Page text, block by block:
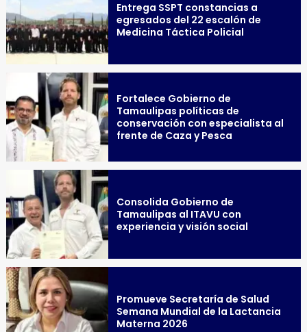
Entrega SSPT constancias a
egresados del 22 escalón de
Medicina Táctica Policial
Fortalece Gobierno de
Tamaulipas políticas de
conservación con especialista al
frente de Caza y Pesca
Consolida Gobierno de
Tamaulipas al ITAVU con
experiencia y visión social
Promueve Secretaría de Salud
Semana Mundial de la Lactancia
Materna 2026